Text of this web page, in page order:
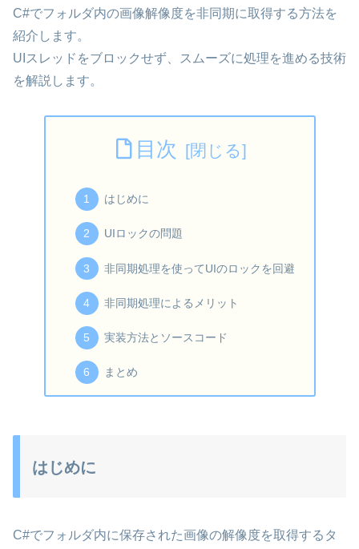
C#でフォルダ内の画像解像度を非同期に取得する方法を
紹介します。
UIスレッドをブロックせず、スムーズに処理を進める技術
を解説します。
目次
はじめに
UIロックの問題
非同期処理を使ってUIのロックを回避
非同期処理によるメリット
実装方法とソースコード
まとめ
はじめに
C#でフォルダ内に保存された画像の解像度を取得するタ